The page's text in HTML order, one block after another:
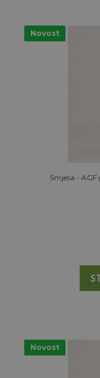
Novost
Smjesa -
Novost